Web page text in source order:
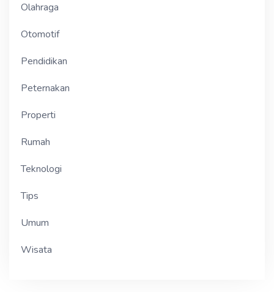
Olahraga
Otomotif
Pendidikan
Peternakan
Properti
Rumah
Teknologi
Tips
Umum
Wisata